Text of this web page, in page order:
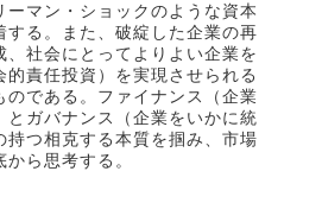
ーマン・ショックのような資本
する。また、破綻した企業の再
、社会にとってよりよい企業を
的責任投資）を実現させられる
のである。ファイナンス（企業
とガバナンス（企業をいかに統
つ相克する本質を掴み、市場
ら思考する。